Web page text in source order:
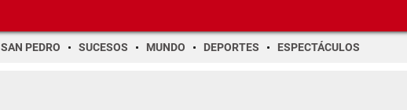
SAN PEDRO SUCESOS MUNDO DEPORTES ESPECTÁCULOS